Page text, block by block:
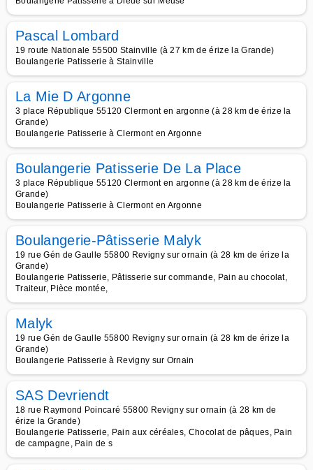
Pascal Lombard
19 route Nationale 55500 Stainville (à 27 km de érize la Grande)
Boulangerie Patisserie à Stainville
La Mie D Argonne
3 place République 55120 Clermont en argonne (à 28 km de érize la
Grande)
Boulangerie Patisserie à Clermont en Argonne
Boulangerie Patisserie De La Place
3 place République 55120 Clermont en argonne (à 28 km de érize la
Grande)
Boulangerie Patisserie à Clermont en Argonne
Boulangerie-Pâtisserie Malyk
19 rue Gén de Gaulle 55800 Revigny sur ornain (à 28 km de érize la
Grande)
Boulangerie Patisserie, Pâtisserie sur commande, Pain au chocolat,
Traiteur, Pièce montée,
Malyk
19 rue Gén de Gaulle 55800 Revigny sur ornain (à 28 km de érize la
Grande)
Boulangerie Patisserie à Revigny sur Ornain
SAS Devriendt
18 rue Raymond Poincaré 55800 Revigny sur ornain (à 28 km de
érize la Grande)
Boulangerie Patisserie, Pain aux céréales, Chocolat de pâques, Pain
de campagne, Pain de s